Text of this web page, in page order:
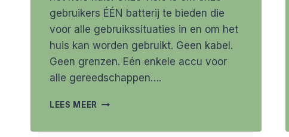
gebruikers ÉÉN batterij te bieden die
voor alle gebruikssituaties in en om het
huis kan worden gebruikt. Geen kabel.
Geen grenzen. Eén enkele accu voor
alle gereedschappen….
LEES MEER POWER